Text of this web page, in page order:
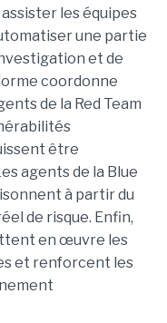
les équipes
une partie
et de
coordonne
de la Red Team
être
agents de la Blue
à partir du
de risque. Enfin,
en œuvre les
et renforcent les